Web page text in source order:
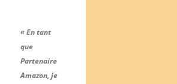
« En tant
que
Partenaire
Amazon, je